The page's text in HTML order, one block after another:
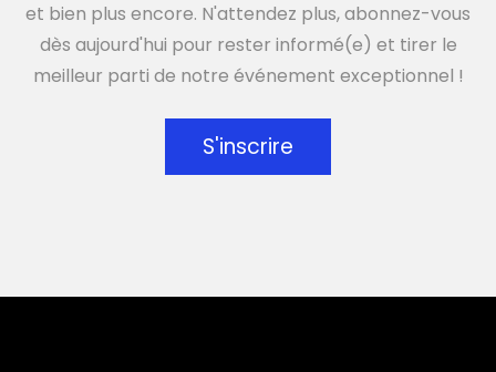
et bien plus encore. N'attendez plus, abonnez-vous
dès aujourd'hui pour rester informé(e) et tirer le
meilleur parti de notre événement exceptionnel !
S'inscrire